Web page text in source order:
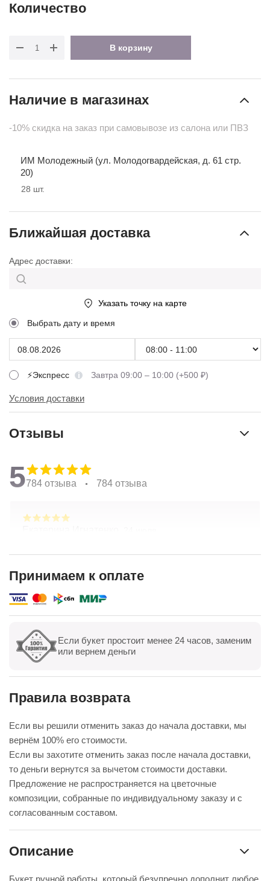
Количество
В корзину
Наличие в магазинах
-10% скидка на заказ при самовывозе из салона или ПВЗ
ИМ Молодежный (ул. Молодогвардейская, д. 61 стр.
20)
28 шт.
Ближайшая доставка
Адрес доставки:
Указать точку на карте
Выбрать дату и время
⚡Экспресс Завтра 09:00 – 10:00 (+500 ₽)
Условия доставки
Отзывы
5784 отзыва 784 отзыва
Хорошая ценовая политика. Отличная доставка!
Показать все Оставить отзыв
Принимаем к оплате
Если букет простоит менее 24 часов, заменим
или вернем деньги
Правила возврата
Если вы решили отменить заказ до начала доставки, мы
вернём 100% его стоимости.
Если вы захотите отменить заказ после начала доставки,
то деньги вернутся за вычетом стоимости доставки.
Предложение не распространяется на цветочные
композиции, собранные по индивидуальному заказу и с
согласованным составом.
Описание
Букет ручной работы, который безупречно дополнит любое